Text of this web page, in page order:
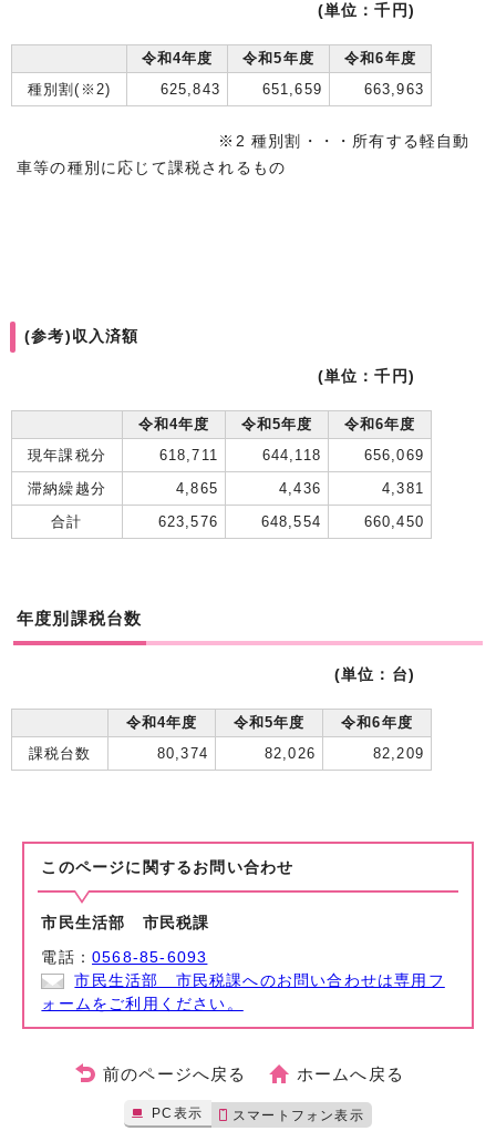
(単位：千円)
令和4年度 令和5年度
令和6年度
種別割(※2)
625,843 651,659 663,963
※2 種別割・・・所有する軽自動
車等の種別に応じて課税されるもの
(参考)収入済額
(単位：千円)
令和4年度 令和5年度
令和6年度
現年課税分
618,711 644,118
656,069
滞納繰越分
4,865 4,436
4,381
合計
623,576 648,554 660,450
年度別課税台数
(単位：台)
令和4年度 令和5年度
令和6年度
課税台数
80,374 82,026 82,209
このページに関する お問い合わせ
市民生活部 市民税課
電話：0568-85-6093
市民生活部 市民税課へのお問い合わせは専用フ
ォームをご利用ください。
前のページへ戻る ホームへ戻る
PC表示 スマートフォン表示